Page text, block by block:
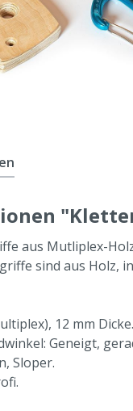
aus Mutliplex-
sind aus Holz,
12 mm Dicke.
Geneigt,
Sloper.